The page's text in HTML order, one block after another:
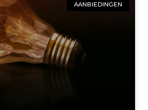
AANBIEDINGEN